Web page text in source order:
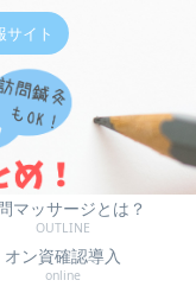
サイト
マッサージとは？
OUTLINE
オン資確認導入
online